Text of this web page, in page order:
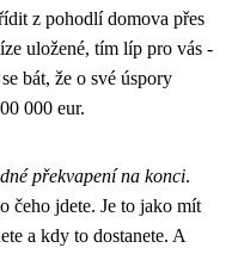
z pohodlí domova přes
uložené, tím líp pro vás -
bát, že o své úspory
000 eur.
překvapení na konci.
čeho jdete. Je to jako mít
a kdy to dostanete. A